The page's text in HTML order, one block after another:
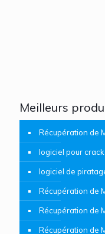
Meilleurs
Récupération de
logiciel pour
logiciel de
Récupération de
Récupération de
Récupération de